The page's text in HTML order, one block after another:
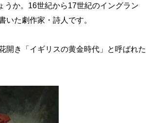
うか。16世紀から17世紀のイングラン
いた劇作家・詩人です。
開き「イギリスの黄金時代」と呼ばれた